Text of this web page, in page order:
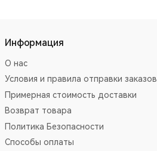
Информация
О нас
Условия и правила отправки заказов
Примерная стоимость доставки
Возврат товара
Политика Безопасности
Способы оплаты